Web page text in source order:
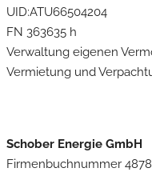
UID:ATU66504204
FN 363635 h
Verwaltung eigenen
Vermietung und
Schober Energie GmbH
Firmenbuchnummer